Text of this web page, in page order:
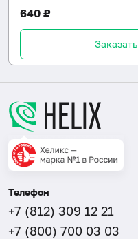
640 ₽
Заказать
Телефон
+7 (812) 309 12 21
+7 (800) 700 03 03